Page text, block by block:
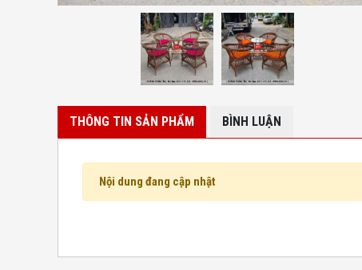
THÔNG TIN SẢN PHẨM BÌNH LUẬN
Nội dung đang cập nhật